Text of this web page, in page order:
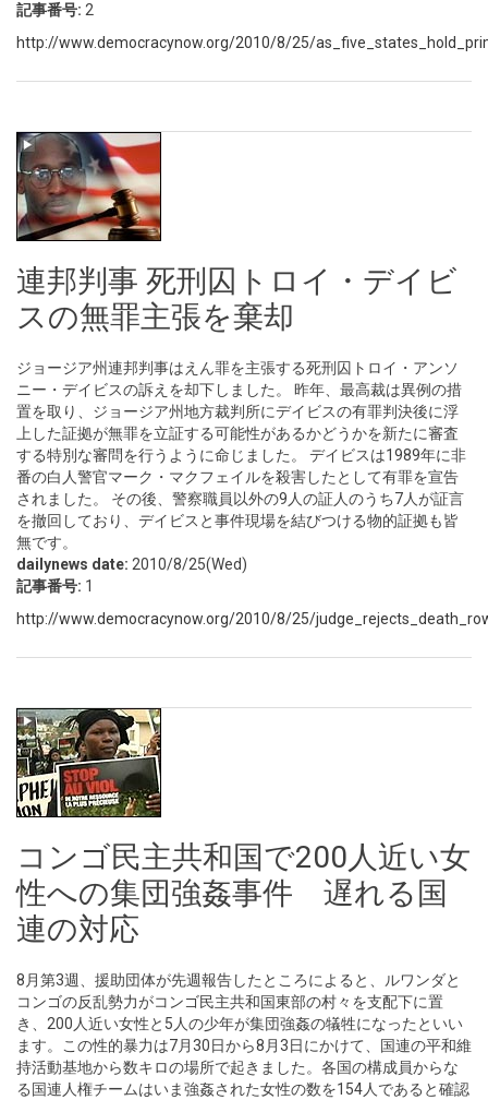
記事番号: 2
http://www.democracynow.org/2010/8/25/
連邦判事 死刑囚トロイ・デイビ
スの無罪主張を棄却
ジョージア州連邦判事はえん罪を主張する死刑囚トロイ・アンソ
ニー・デイビスの訴えを却下しました。 昨年、最高裁は異例の措
置を取り、ジョージア州地方裁判所にデイビスの有罪判決後に浮
上した証拠が無罪を立証する可能性があるかどうかを新たに審査
する特別な審問を行うように命じました。 デイビスは1989年に非
番の白人警官マーク・マクフェイルを殺害したとして有罪を宣告
されました。 その後、警察職員以外の9人の証人のうち7人が証言
を撤回しており、デイビスと事件現場を結びつける物的証拠も皆
無です。
dailynews date: 2010/8/25(Wed)
記事番号: 1
http://www.democracynow.org/2010/8/25/
コンゴ民主共和国で200人近い女
性への集団強姦事件 遅れる国
連の対応
8月第3週、援助団体が先週報告したところによると、ルワンダと
コンゴの反乱勢力がコンゴ民主共和国東部の村々を支配下に置
き、200人近い女性と5人の少年が集団強姦の犠牲になったといい
ます。この性的暴力は7月30日から8月3日にかけて、国連の平和維
持活動基地から数キロの場所で起きました。各国の構成員からな
る国連人権チームはいま強姦された女性の数を154人であると確認